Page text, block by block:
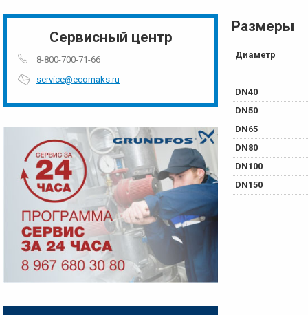
Размеры
Диаметр
DN40
DN50
DN65
DN80
DN100
DN150
Сервисный центр
8-800-700-71-66
service@ecomaks.ru